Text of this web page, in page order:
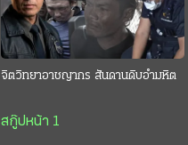
จิตวิทยาอาชญากร สันดานดิบอำมหิต
สกู๊ปหน้า 1